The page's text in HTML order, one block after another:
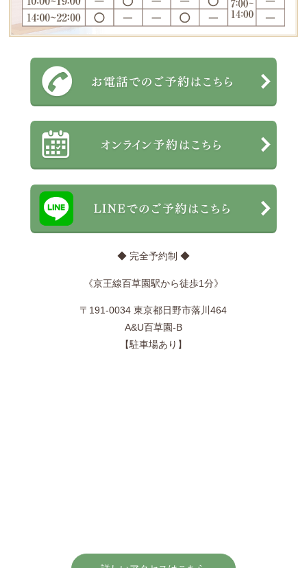
◆ 完全予約制 ◆
《京王線百草園駅から徒歩1分》
〒191-0034 東京都日野市落川464
A&U百草園-B
【駐車場あり】